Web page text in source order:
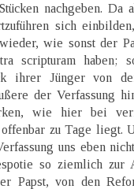
nachgeben. Da
sich
wie sonst der
scripturam haben;
ihrer Jünger von
der Verfassung
wie hier bei
zu Tage liegt.
uns eben
so ziemlich zur
Papst, von den